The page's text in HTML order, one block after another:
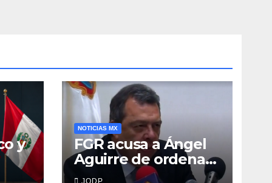
y
NOTICIAS MX
FGR acusa a Ángel
Aguirre de ordenar
destruir videos
JODP